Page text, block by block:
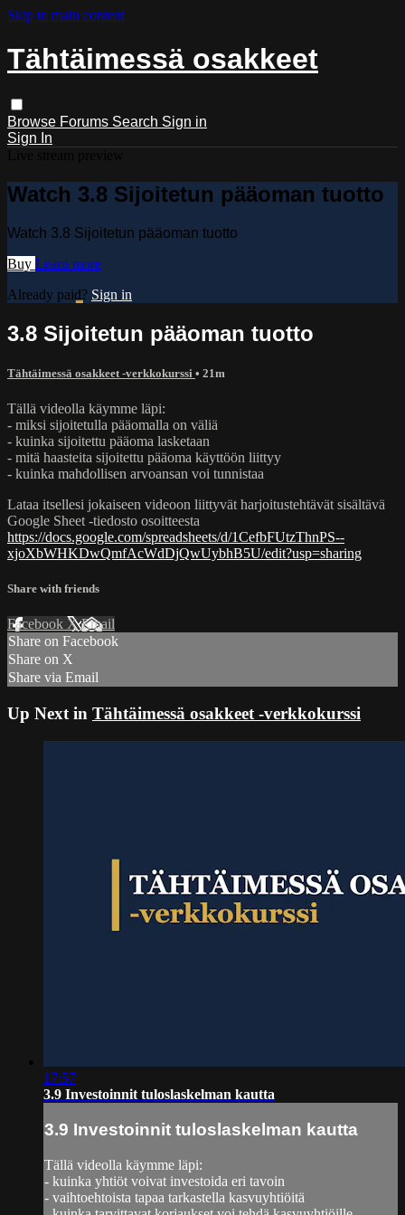
Skip to main content
Tähtäimessä osakkeet
Browse Forums Search Sign in
Sign In
Watch 3.8 Sijoitetun pääoman tuotto
Watch 3.8 Sijoitetun pääoman tuotto
Buy Learn more
Already paid? Sign in
3.8 Sijoitetun pääoman tuotto
Tähtäimessä osakkeet -verkkokurssi • 21m
Tällä videolla käymme läpi:
- miksi sijoitetulla pääomalla on väliä
- kuinka sijoitettu pääoma lasketaan
- mitä haasteita sijoitettu pääoma käyttöön liittyy
- kuinka mahdollisen arvoansan voi tunnistaa
Lataa itsellesi jokaiseen videoon liittyvät harjoitustehtävät sisältävä
Google Sheet -tiedosto osoitteesta
https://docs.google.com/spreadsheets/d/1CefbFUtzThnPS--
xjoXbWHKDwQmfAcWdDjQwUybhB5U/edit?usp=sharing
Share with friends
Facebook XEmail
Share on Facebook
Share on X
Share via Email
Up Next in Tähtäimessä osakkeet -verkkokurssi
17:57
3.9 Investoinnit tuloslaskelman kautta
3.9 Investoinnit tuloslaskelman kautta
Tällä videolla käymme läpi:
- kuinka yhtiöt voivat investoida eri tavoin
- vaihtoehtoista tapaa tarkastella kasvuyhtiöitä